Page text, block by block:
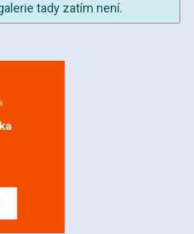
tady zatím není.